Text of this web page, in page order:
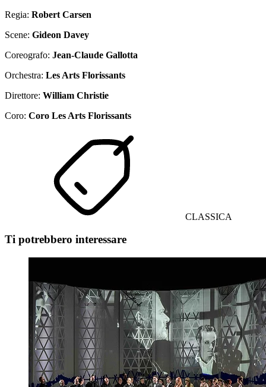
Regia: Robert Carsen
Scene: Gideon Davey
Coreografo: Jean-Claude Gallotta
Orchestra: Les Arts Florissants
Direttore: William Christie
Coro: Coro Les Arts Florissants
CLASSICA
Ti potrebbero interessare